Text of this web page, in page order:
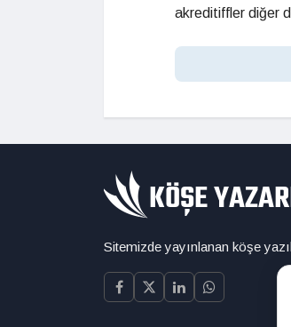
akreditiffler diğer
Sitemizde yayınlanan köşe